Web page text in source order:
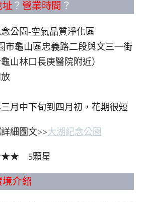
址 ？ 營業時間 ？
公園-空氣品質淨化區
市龜山區忠義路二段與文三一街
山林口長庚醫院附近）
月中下旬到四月初，花期很短
詳細圖文>>大湖紀念公園
5顆星
境介紹